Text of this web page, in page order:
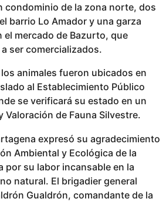
condominio de la zona norte, dos
barrio Lo Amador y una garza
el mercado de Bazurto, que
ser comercializados.
animales fueron ubicados en
al Establecimiento Público
se verificará su estado en un
Valoración de Fauna Silvestre.
expresó su agradecimiento
Ambiental y Ecológica de la
por su labor incansable en la
natural. El brigadier general
Gualdrón, comandante de la